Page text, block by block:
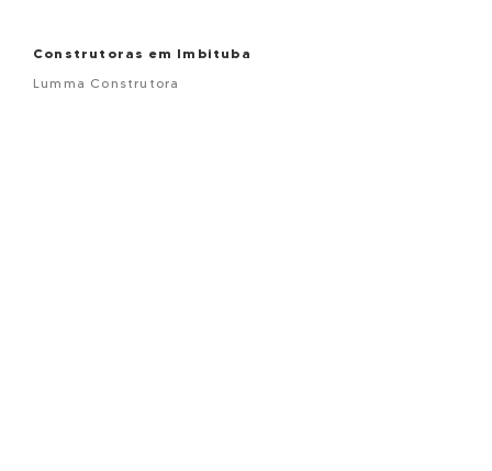
Construtoras em Imbituba
Lumma Construtora